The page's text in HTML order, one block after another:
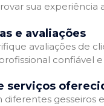
sua experiência
e avaliações
avaliações de
confiável
serviços
diferentes gesseiros